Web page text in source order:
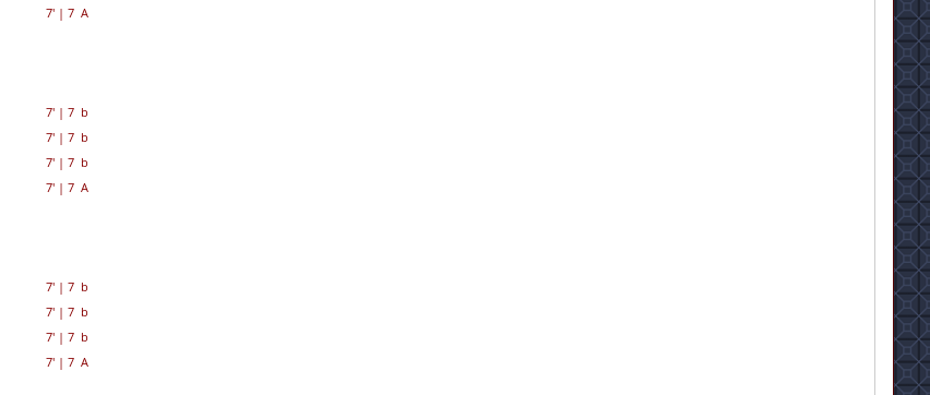
7'| 7 A
7'| 7 b
7'| 7 b
7'| 7 b
7'| 7 A
7'| 7 b
7'| 7 b
7'| 7 b
7'| 7 A